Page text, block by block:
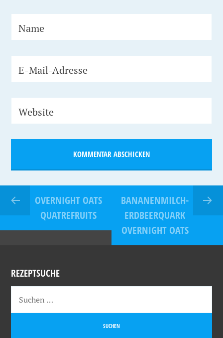
Name
E-Mail-Adresse
Website
OVERNIGHT OATS
QUATREFRUITS
BANANENMILCH-
ERDBEERQUARK
OVERNIGHT OATS
REZEPTSUCHE